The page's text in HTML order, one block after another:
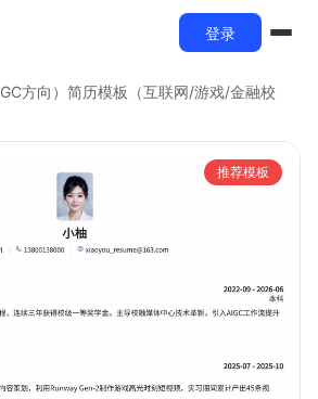
登录
方向）简历模板（互联网/游戏/金融校
推荐模板